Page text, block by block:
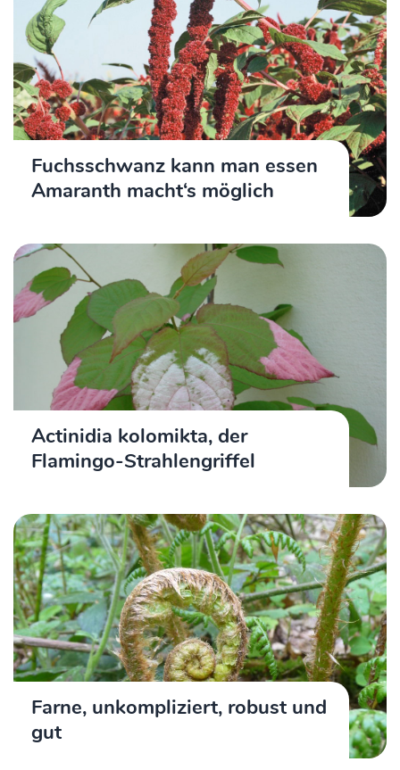
Fuchsschwanz kann man essen
Amaranth macht‘s möglich
Actinidia kolomikta, der
Flamingo-Strahlengriffel
Farne, unkompliziert, robust und
gut